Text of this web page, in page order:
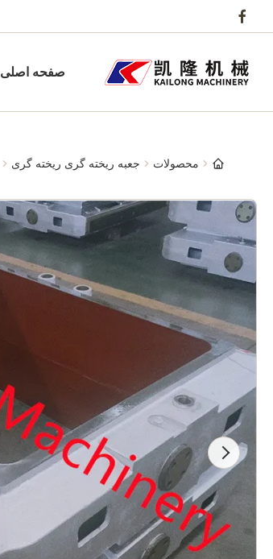
صفحه اصلی
محصولات جعبه ریخته گری ریخته گری